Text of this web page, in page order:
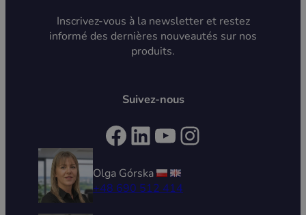
Inscrivez-vous à la newsletter et restez
informé des dernières nouveautés sur nos
produits.
Suivez-nous
Facebook LinkedIn YouTube Instagram
Olga Górska
+48 690 512 414